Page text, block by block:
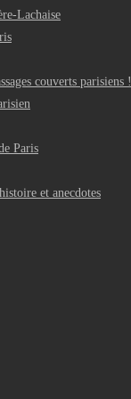
Lachaise
couverts parisiens !
Paris
et anecdotes